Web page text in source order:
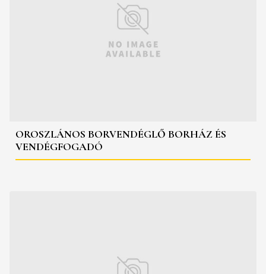
OROSZLÁNOS BORVENDÉGLŐ BORHÁZ ÉS
VENDÉGFOGADÓ